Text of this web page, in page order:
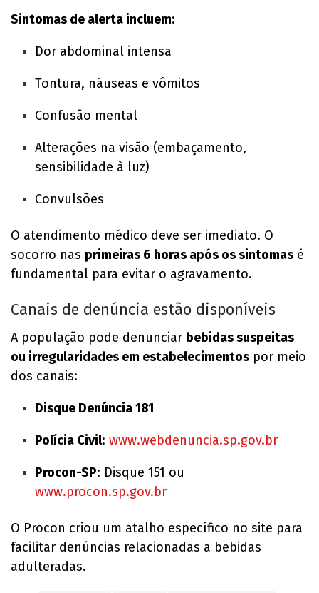
Sintomas de alerta incluem:
Dor abdominal intensa
Tontura, náuseas e vômitos
Confusão mental
Alterações na visão (embaçamento,
sensibilidade à luz)
Convulsões
O atendimento médico deve ser imediato. O
socorro nas primeiras 6 horas após os sintomas é
fundamental para evitar o agravamento.
Canais de denúncia estão disponíveis
A população pode denunciar bebidas suspeitas
ou irregularidades em estabelecimentos por meio
dos canais:
Disque Denúncia 181
Polícia Civil:www.webdenuncia.sp.gov.br
Procon-SP: Disque 151 ou
www.procon.sp.gov.br
O Procon criou um atalho específico no site para
facilitar denúncias relacionadas a bebidas
adulteradas.